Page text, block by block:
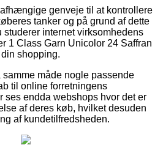
genveje til at kontrollere
tanker og på grund af dette
studerer internet virksomhedens
1 Class Garn Unicolor 24 Saffran
shopping.
måde nogle passende
til online forretningens
endda webshops hvor det er
af deres køb, hvilket desuden
af kundetilfredsheden.